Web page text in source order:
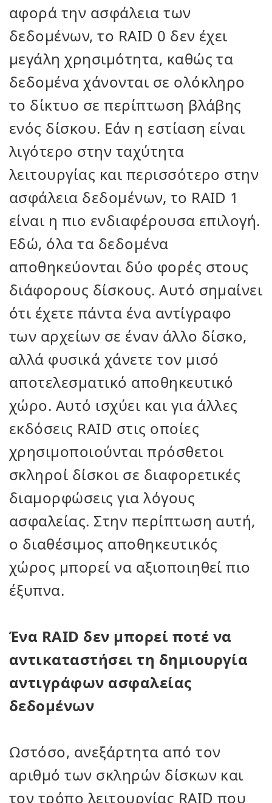
αφορά την ασφάλεια των
δεδομένων, το RAID 0 δεν έχει
μεγάλη χρησιμότητα, καθώς τα
δεδομένα χάνονται σε ολόκληρο
το δίκτυο σε περίπτωση βλάβης
ενός δίσκου. Εάν η εστίαση είναι
λιγότερο στην ταχύτητα
λειτουργίας και περισσότερο στην
ασφάλεια δεδομένων, το RAID 1
είναι η πιο ενδιαφέρουσα επιλογή.
Εδώ, όλα τα δεδομένα
αποθηκεύονται δύο φορές στους
διάφορους δίσκους. Αυτό σημαίνει
ότι έχετε πάντα ένα αντίγραφο
των αρχείων σε έναν άλλο δίσκο,
αλλά φυσικά χάνετε τον μισό
αποτελεσματικό αποθηκευτικό
χώρο. Αυτό ισχύει και για άλλες
εκδόσεις RAID στις οποίες
χρησιμοποιούνται πρόσθετοι
σκληροί δίσκοι σε διαφορετικές
διαμορφώσεις για λόγους
ασφαλείας. Στην περίπτωση αυτή,
ο διαθέσιμος αποθηκευτικός
χώρος μπορεί να αξιοποιηθεί πιο
έξυπνα.
Ένα RAID δεν μπορεί ποτέ να
αντικαταστήσει τη δημιουργία
αντιγράφων ασφαλείας
δεδομένων
Ωστόσο, ανεξάρτητα από τον
αριθμό των σκληρών δίσκων και
τον τρόπο λειτουργίας RAID που